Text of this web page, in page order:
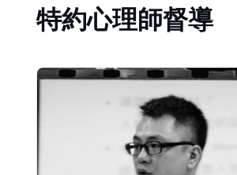
特約心理師督導